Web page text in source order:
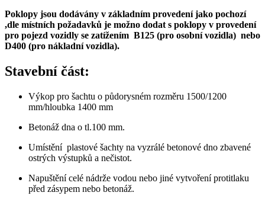
Poklopy jsou dodávány v základním provedení jako pochozí
,dle místních požadavků je možno dodat s poklopy v provedení
pro pojezd vozidly se zatížením B125 (pro osobní vozidla) nebo
D400 (pro nákladní vozidla).
Stavební část:
Výkop pro šachtu o půdorysném rozměru 1500/1200
mm/hloubka 1400 mm
Betonáž dna o tl.100 mm.
Umístění plastové šachty na vyzrálé betonové dno zbavené
ostrých výstupků a nečistot.
Napuštění celé nádrže vodou nebo jiné vytvoření protitlaku
před zásypem nebo betonáž.